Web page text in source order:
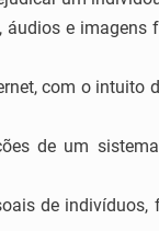
e imagens
com o intuito
de um
de indivíduos,